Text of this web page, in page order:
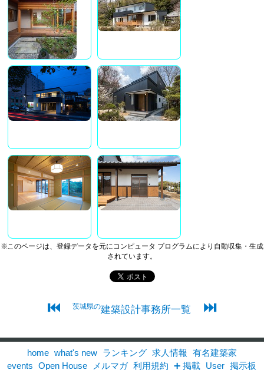
※このページは、登録データを元にコンピュータ プログラムにより自動収集・生成
されています。
⏮ 茨城県の建築設計事務所一覧 ⏭
home what's new ランキング 求人情報 有名建築家
events
Open House メルマガ 利用規約 ➕ 掲載 User 掲示板